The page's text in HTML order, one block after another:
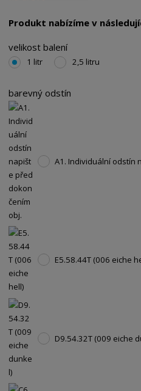
Produkt nabízíme v
velikost balení
1 litr 2,5 litru
barevný odstín
A1. Individuální odstín
E5.58.44T (006 eiche
D9.54.32T (009 eiche